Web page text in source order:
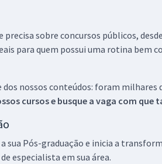
precisa sobre concursos públicos,
para quem possui uma rotina bem
nossos conteúdos: foram milhares
cursos e busque a vaga com
sua Pós-graduação e inicia a
especialista em sua área.